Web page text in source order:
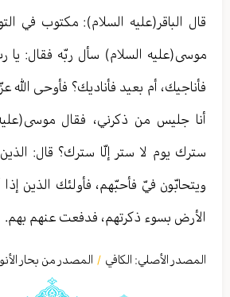
قال الباقر(عليه السلام): مكتوب في
موسى(عليه السلام) سأل ربّه فقال: يا
فأناجيك، أم بعيد فأناديك؟ فأوحى الله
أنا جليس من ذكرني، فقال
سترك يوم لا ستر إلّا سترك؟ قال:
ويتحابّون فيّ فأحبّهم، فأولئك الذين
الأرض بسوء ذكرتهم، فدفعت عنهم بهم.
المصدر الأصلي: الكافي / المصدر من بحار